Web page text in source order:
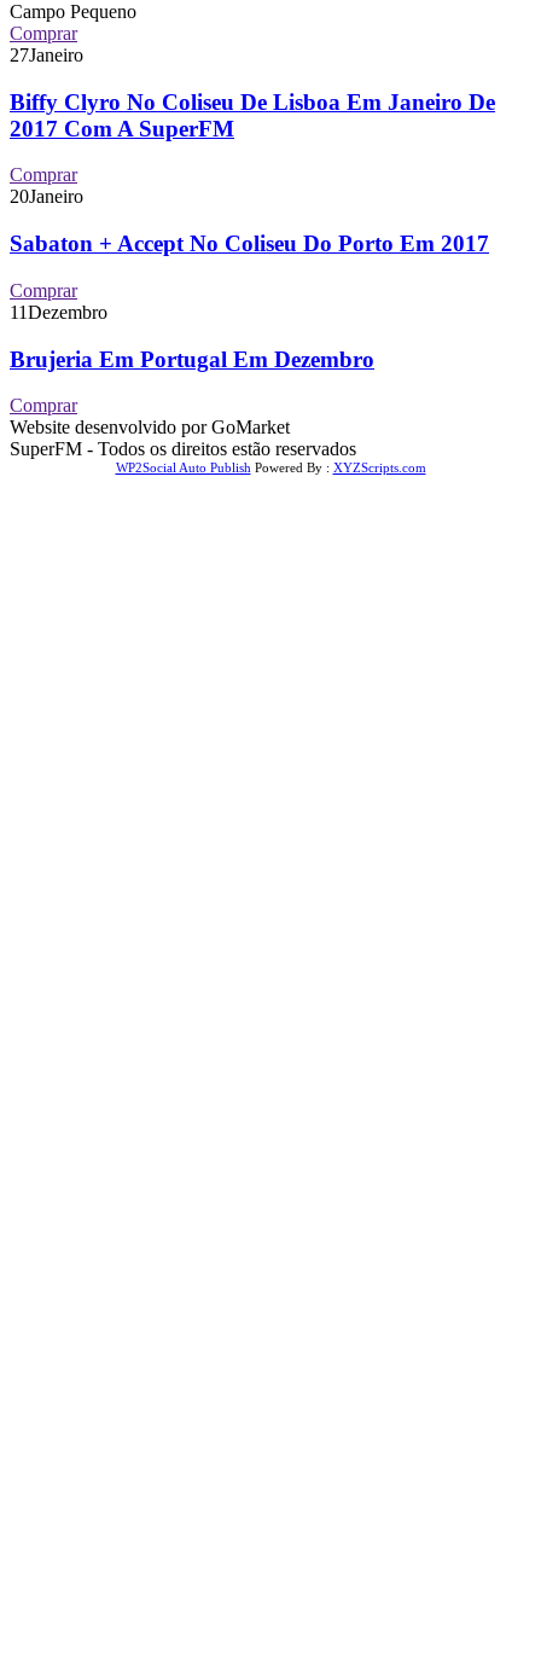
Campo Pequeno
Comprar
27Janeiro
Biffy Clyro No Coliseu De Lisboa Em Janeiro De
2017 Com A SuperFM
Comprar
20Janeiro
Sabaton + Accept No Coliseu Do Porto Em 2017
Comprar
11Dezembro
Brujeria Em Portugal Em Dezembro
Comprar
Website desenvolvido por GoMarket
SuperFM - Todos os direitos estão reservados
WP2Social Auto Publish Powered By : XYZScripts.com